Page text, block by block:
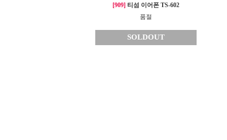
[909] 티섬 이어폰 TS-602
품절
SOLDOUT